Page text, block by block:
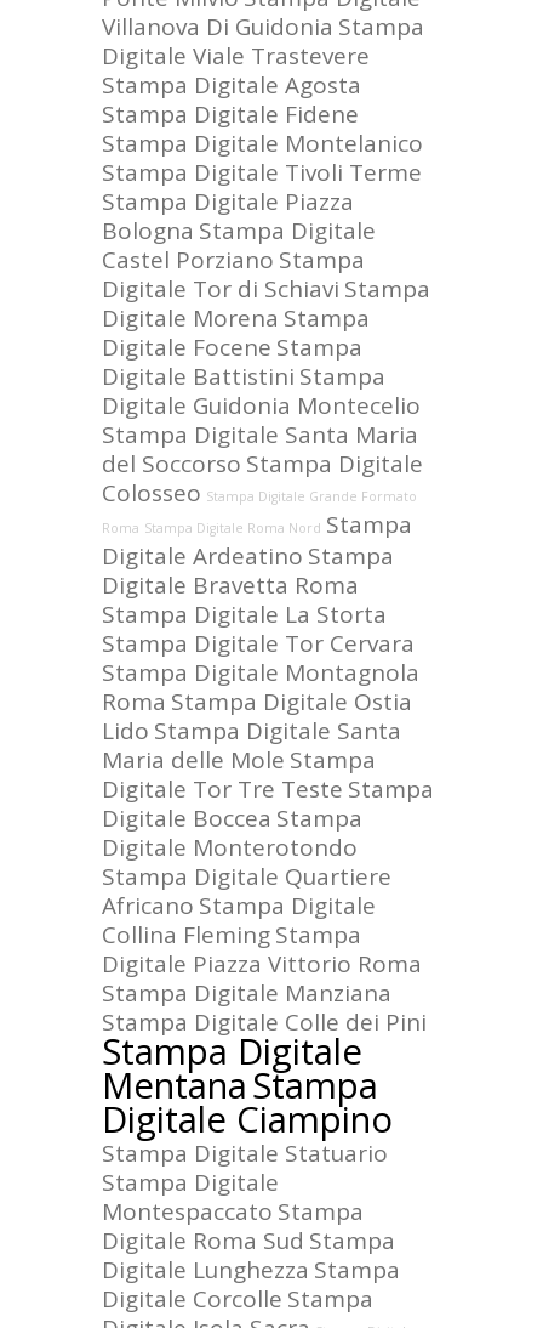
Villanova Di Guidonia Stampa
Digitale Viale Trastevere
Stampa Digitale Agosta
Stampa Digitale Fidene
Stampa Digitale Montelanico
Stampa Digitale Tivoli Terme
Stampa Digitale Piazza
Bologna Stampa Digitale
Castel Porziano Stampa
Digitale Tor di Schiavi Stampa
Digitale Morena Stampa
Digitale Focene Stampa
Digitale Battistini Stampa
Digitale Guidonia Montecelio
Stampa Digitale Santa Maria
del Soccorso Stampa Digitale
Colosseo Stampa Digitale Grande Formato
Roma Stampa Digitale Roma Nord Stampa
Digitale Ardeatino Stampa
Digitale Bravetta Roma
Stampa Digitale La Storta
Stampa Digitale Tor Cervara
Stampa Digitale Montagnola
Roma Stampa Digitale Ostia
Lido Stampa Digitale Santa
Maria delle Mole Stampa
Digitale Tor Tre Teste Stampa
Digitale Boccea Stampa
Digitale Monterotondo
Stampa Digitale Quartiere
Africano Stampa Digitale
Collina FlemingStampa
Digitale Piazza Vittorio Roma
Stampa Digitale Manziana
Stampa Digitale Colle dei Pini
Stampa Digitale
MentanaStampa
Digitale Ciampino
Stampa Digitale Statuario
Stampa Digitale
Montespaccato Stampa
Digitale Roma Sud Stampa
Digitale Lunghezza Stampa
Digitale Corcolle Stampa